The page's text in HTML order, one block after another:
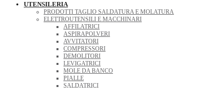
UTENSILERIA
PRODOTTI TAGLIO SALDATURA E MOLATURA
ELETTROUTENSILI E MACCHINARI
AFFILATRICI
ASPIRAPOLVERI
AVVITATORI
COMPRESSORI
DEMOLITORI
LEVIGATRICI
MOLE DA BANCO
PIALLE
SALDATRICI